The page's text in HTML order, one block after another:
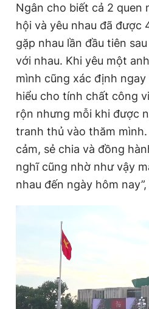
Ngân cho biết cả 2 quen
hội và yêu nhau đã được
gặp nhau lần đầu tiên
với nhau. Khi yêu một
mình cũng xác định
hiểu cho tính chất công
rộn nhưng mỗi khi được
tranh thủ vào thăm
cảm, sẻ chia và đồng
nghĩ cũng nhờ như vậy
nhau đến ngày hôm